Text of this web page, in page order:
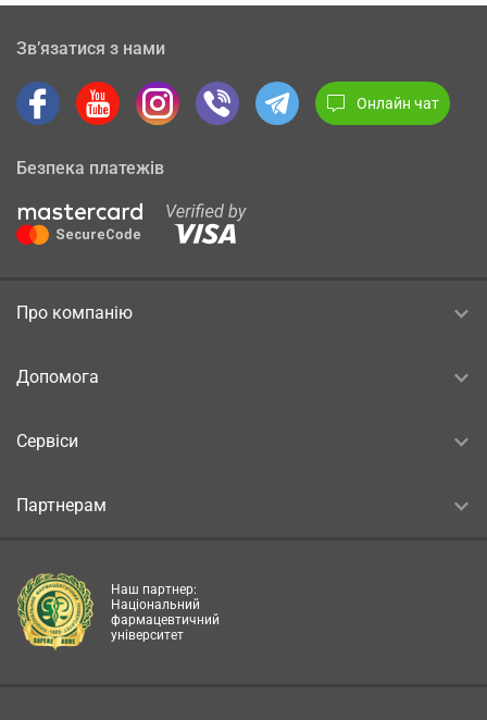
Зв’язатися з нами
Онлайн чат
Безпека платежів
Про компанію
Допомога
Сервіси
Партнерам
Наш партнер:
Національний
фармацевтичний
університет